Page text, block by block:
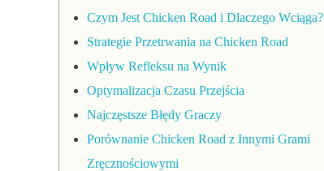
Czym Jest Chicken Road i Dlaczego Wciąga?
Strategie Przetrwania na Chicken Road
Wpływ Refleksu na Wynik
Optymalizacja Czasu Przejścia
Najczęstsze Błędy Graczy
Porównanie Chicken Road z Innymi Grami
Zręcznościowymi